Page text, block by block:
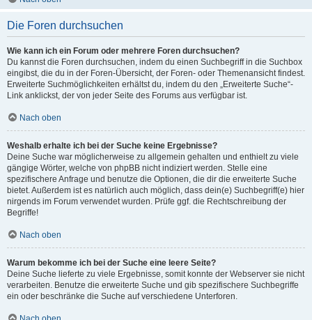
Die Foren durchsuchen
Wie kann ich ein Forum oder mehrere Foren durchsuchen?
Du kannst die Foren durchsuchen, indem du einen Suchbegriff in die Suchbox
eingibst, die du in der Foren-Übersicht, der Foren- oder Themenansicht findest.
Erweiterte Suchmöglichkeiten erhältst du, indem du den „Erweiterte Suche“-
Link anklickst, der von jeder Seite des Forums aus verfügbar ist.
Nach oben
Weshalb erhalte ich bei der Suche keine Ergebnisse?
Deine Suche war möglicherweise zu allgemein gehalten und enthielt zu viele
gängige Wörter, welche von phpBB nicht indiziert werden. Stelle eine
spezifischere Anfrage und benutze die Optionen, die dir die erweiterte Suche
bietet. Außerdem ist es natürlich auch möglich, dass dein(e) Suchbegriff(e) hier
nirgends im Forum verwendet wurden. Prüfe ggf. die Rechtschreibung der
Begriffe!
Nach oben
Warum bekomme ich bei der Suche eine leere Seite?
Deine Suche lieferte zu viele Ergebnisse, somit konnte der Webserver sie nicht
verarbeiten. Benutze die erweiterte Suche und gib spezifischere Suchbegriffe
ein oder beschränke die Suche auf verschiedene Unterforen.